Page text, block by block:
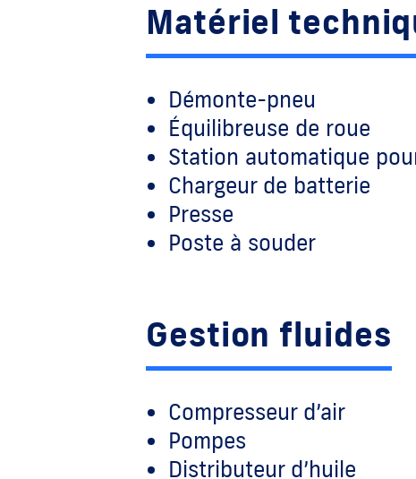
Matériel
Démonte-pneu
Équilibreuse de roue
Station automatique
Chargeur de batterie
Presse
Poste à souder
Gestion fluides
Compresseur d’air
Pompes
Distributeur d’huile